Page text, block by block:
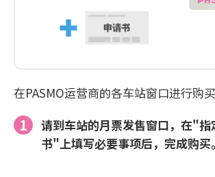
在PASMO运营商的各车站窗口进行购
请到车站的月票发售窗口，在"指
书"上填写必要事项后，完成购买。